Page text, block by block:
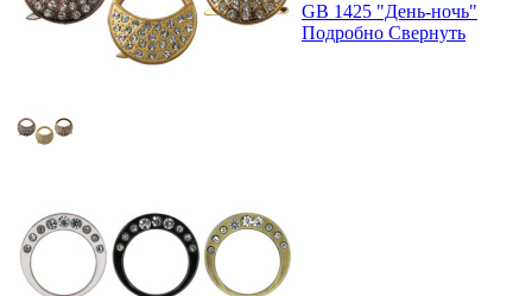
GB 1425 "День-ночь"
Подробно Свернуть